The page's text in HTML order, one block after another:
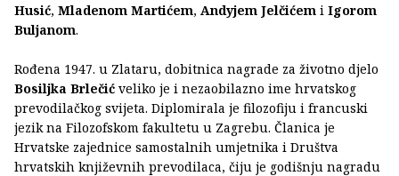
Husić, Mladenom Martićem, Andyjem Jelčićem i Igorom
Buljanom.
Rođena 1947. u Zlataru, dobitnica nagrade za životno djelo
Bosiljka Brlečić veliko je i nezaobilazno ime hrvatskog
prevodilačkog svijeta. Diplomirala je filozofiju i francuski
jezik na Filozofskom fakultetu u Zagrebu. Članica je
Hrvatske zajednice samostalnih umjetnika i Društva
hrvatskih književnih prevodilaca, čiju je godišnju nagradu